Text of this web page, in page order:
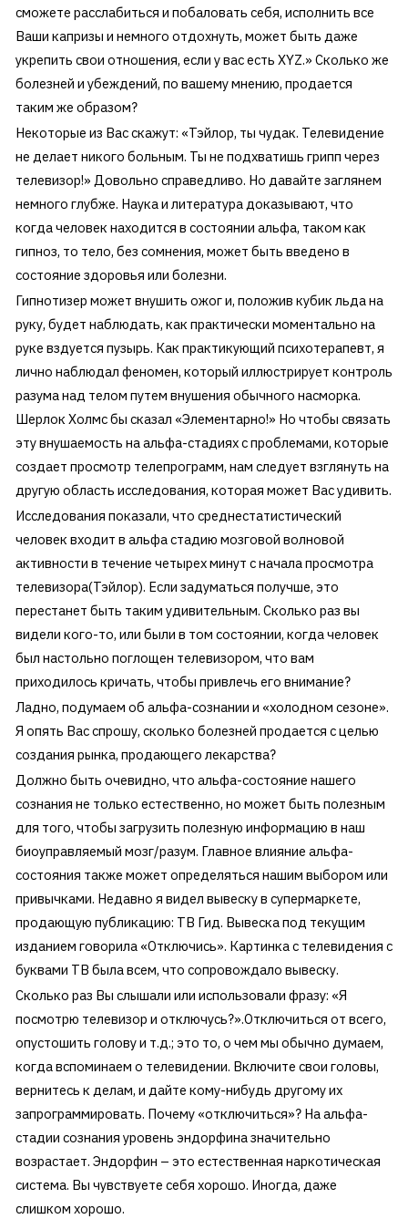
сможете расслабиться и побаловать себя, исполнить все
Ваши капризы и немного отдохнуть, может быть даже
укрепить свои отношения, если у вас есть XYZ.» Сколько же
болезней и убеждений, по вашему мнению, продается
таким же образом?
Некоторые из Вас скажут: «Тэйлор, ты чудак. Телевидение
не делает никого больным. Ты не подхватишь грипп через
телевизор!» Довольно справедливо. Но давайте заглянем
немного глубже. Наука и литература доказывают, что
когда человек находится в состоянии альфа, таком как
гипноз, то тело, без сомнения, может быть введено в
состояние здоровья или болезни.
Гипнотизер может внушить ожог и, положив кубик льда на
руку, будет наблюдать, как практически моментально на
руке вздуется пузырь. Как практикующий психотерапевт, я
лично наблюдал феномен, который иллюстрирует контроль
разума над телом путем внушения обычного насморка.
Шерлок Холмс бы сказал «Элементарно!» Но чтобы связать
эту внушаемость на альфа-стадиях с проблемами, которые
создает просмотр телепрограмм, нам следует взглянуть на
другую область исследования, которая может Вас удивить.
Исследования показали, что среднестатистический
человек входит в альфа стадию мозговой волновой
активности в течение четырех минут с начала просмотра
телевизора(Тэйлор). Если задуматься получше, это
перестанет быть таким удивительным. Сколько раз вы
видели кого-то, или были в том состоянии, когда человек
был настольно поглощен телевизором, что вам
приходилось кричать, чтобы привлечь его внимание?
Ладно, подумаем об альфа-сознании и «холодном сезоне».
Я опять Вас спрошу, сколько болезней продается с целью
создания рынка, продающего лекарства?
Должно быть очевидно, что альфа-состояние нашего
сознания не только естественно, но может быть полезным
для того, чтобы загрузить полезную информацию в наш
биоуправляемый мозг/разум. Главное влияние альфа-
состояния также может определяться нашим выбором или
привычками. Недавно я видел вывеску в супермаркете,
продающую публикацию: ТВ Гид. Вывеска под текущим
изданием говорила «Отключись». Картинка с телевидения с
буквами ТВ была всем, что сопровождало вывеску.
Сколько раз Вы слышали или использовали фразу: «Я
посмотрю телевизор и отключусь?».Отключиться от всего,
опустошить голову и т.д.; это то, о чем мы обычно думаем,
когда вспоминаем о телевидении. Включите свои головы,
вернитесь к делам, и дайте кому-нибудь другому их
запрограммировать. Почему «отключиться»? На альфа-
стадии сознания уровень эндорфина значительно
возрастает. Эндорфин – это естественная наркотическая
система. Вы чувствуете себя хорошо. Иногда, даже
слишком хорошо.